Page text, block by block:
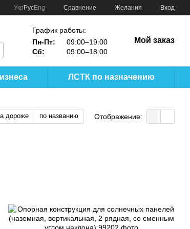
Укр РусEng Сравнение Желания Вход
График работы:
Пн-Пт:
09:00–19:00
Сб:
09:00–18:00
Мой заказ
ЛСТК по назначению
дороже по названию Отображение: